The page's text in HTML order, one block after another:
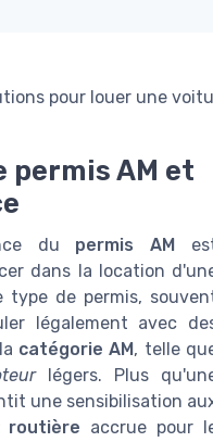
pour louer une
permis AM et
du permis AM
dans la location
type de permis,
légalement avec
catégorie AM, telle
légers. Plus
une sensibilisation
routière accrue pour